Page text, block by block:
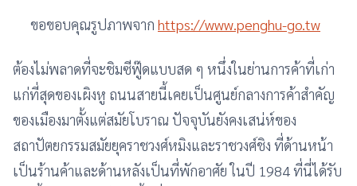
ขอขอบคุณรูปภาพจาก https://www.penghu-go.tw
ต้องไม่พลาดที่จะชิมซีฟู๊ดแบบสด ๆ หนึ่งในย่านการค้าที่เก่า
แก่ที่สุดของเผิงหู ถนนสายนี้เคยเป็นศูนย์กลางการค้าสำคัญ
ของเมืองมาตั้งแต่สมัยโบราณ ปัจจุบันยังคงเสน่ห์ของ
สถาปัตยกรรมสมัยยุคราชวงศ์หมิงและราชวงศ์ชิง ที่ด้านหน้า
เป็นร้านค้าและด้านหลังเป็นที่พักอาศัย ในปี 1984 ที่นี่ได้รับ